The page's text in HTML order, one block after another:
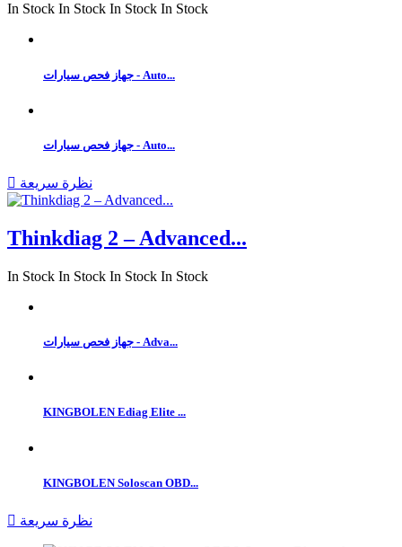
In Stock In Stock In Stock In Stock
جهاز فحص سيارات - Auto...
جهاز فحص سيارات - Auto...
 نظرة سريعة
Thinkdiag 2 – Advanced...
In Stock In Stock In Stock In Stock
جهاز فحص سيارات - Adva...
KINGBOLEN Ediag Elite ...
KINGBOLEN Soloscan OBD...
 نظرة سريعة